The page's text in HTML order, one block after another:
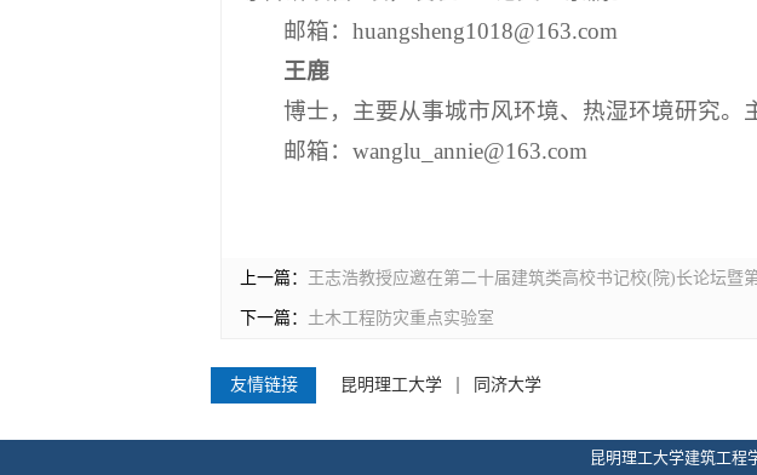
邮箱：huangsheng1018@163.com
王鹿
博士，主要从事城市风环境、热湿环境研究。
邮箱：wanglu_annie@163.com
友情链接
昆明理工大学建筑工程